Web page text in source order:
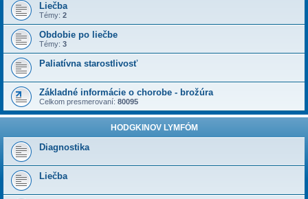
Liečba
Témy: 2
Obdobie po liečbe
Témy: 3
Paliatívna starostlivosť
Základné informácie o chorobe - brožúra
Celkom presmerovaní: 80095
HODGKINOV LYMFÓM
Diagnostika
Liečba